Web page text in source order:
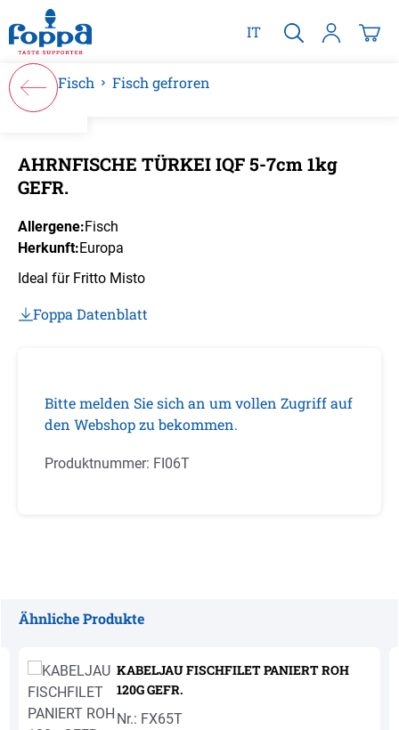
springen
IT
Fisch Fisch gefroren
AHRNFISCHE TÜRKEI IQF 5-7cm 1kg
GEFR.
Allergene:Fisch
Herkunft:Europa
Ideal für Fritto Misto
Foppa Datenblatt
Bitte melden Sie sich an um vollen Zugriff auf
den Webshop zu bekommen.
Produktnummer: FI06T
Ähnliche Produkte
KABELJAU FISCHFILET PANIERT ROH
120G GEFR.
Nr.: FX65T